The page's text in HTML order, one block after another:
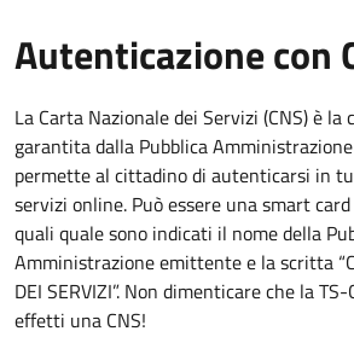
Autenticazione con
La Carta Nazionale dei Servizi (CNS) è la
garantita dalla Pubblica
permette al cittadino di autenticarsi in
servizi online. Può essere una smart
quali quale sono indicati il nome della
Amministrazione emittente e la scritta
DEI SERVIZI”. Non dimenticare che la
effetti una CNS!